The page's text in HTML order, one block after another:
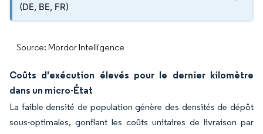
(DE, BE, FR)
Source: Mordor Intelligence
Coûts d'exécution élevés pour le dernier kilomètre
dans un micro-État
La faible densité de population génère des densités de dépôt
sous-optimales, gonflant les coûts unitaires de livraison par